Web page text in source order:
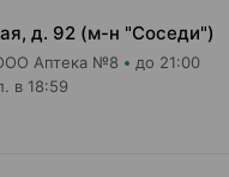
д. 92 (м-н "Соседи")
Аптека №8 до 21:00
в 18:59